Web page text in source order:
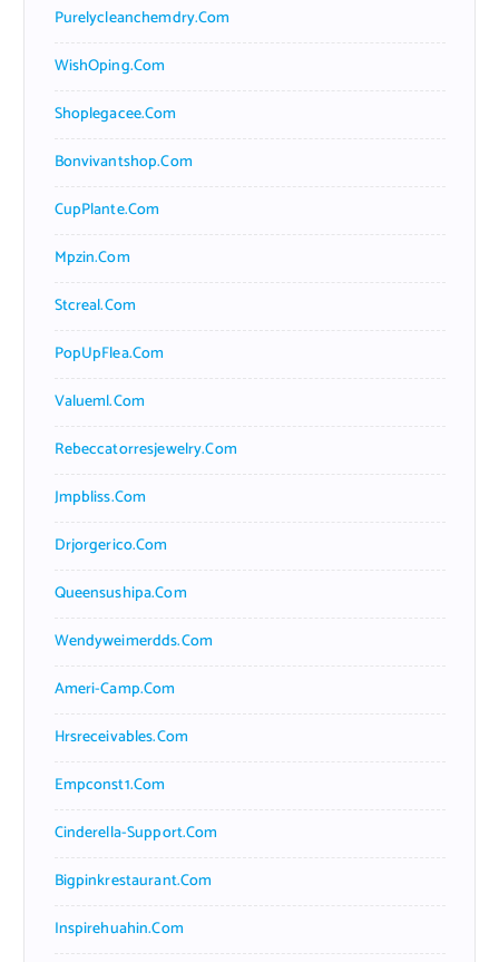
Purelycleanchemdry.com
WishOping.com
Shoplegacee.com
Bonvivantshop.com
CupPlante.com
Mpzin.com
Stcreal.com
PopUpFlea.com
Valueml.com
Rebeccatorresjewelry.com
Jmpbliss.com
Drjorgerico.com
Queensushipa.com
Wendyweimerdds.com
Ameri-Camp.com
Hrsreceivables.com
Empconst1.com
Cinderella-Support.com
Bigpinkrestaurant.com
Inspirehuahin.com